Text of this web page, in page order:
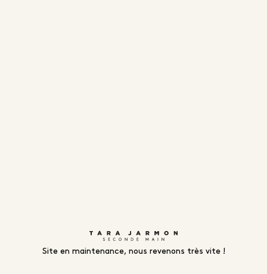
Site en maintenance, nous revenons très vite !